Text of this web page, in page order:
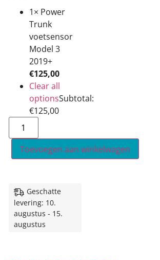
1× Power
Trunk
voetsensor
Model 3
2019+
€125,00
Clear all
optionsSubtotal:
€125,00
Toevoegen aan winkelwagen
Geschatte
levering: 10.
augustus - 15.
augustus